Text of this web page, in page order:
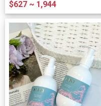
$627 ~ 1,944